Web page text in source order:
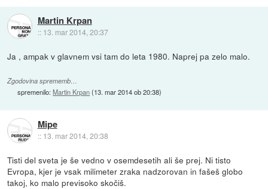
Martin Krpan
:: 13. mar 2014, 20:37
Ja , ampak v glavnem vsi tam do leta 1980. Naprej pa zelo malo.
Zgodovina sprememb…
spremenilo:Martin Krpan(13. mar 2014 ob 20:38)
Mipe
:: 13. mar 2014, 20:38
Tisti del sveta je še vedno v osemdesetih ali še prej. Ni tisto
Evropa, kjer je vsak milimeter zraka nadzorovan in fašeš globo
takoj, ko malo previsoko skočiš.